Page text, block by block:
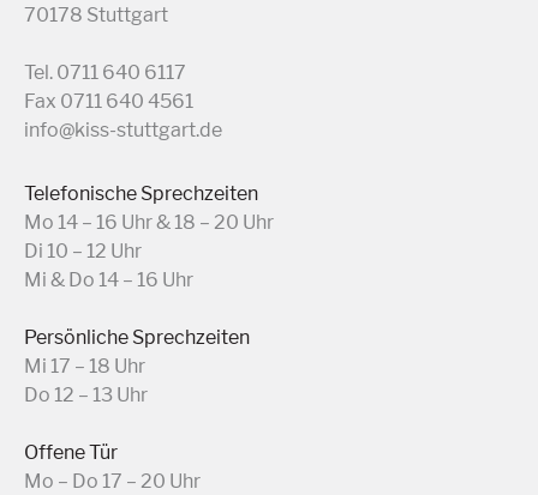
70178 Stuttgart
Tel. 0711 640 6117
Fax 0711 640 4561
info@kiss-stuttgart.de
Telefonische Sprechzeiten
Mo 14 – 16 Uhr & 18 – 20 Uhr
Di 10 – 12 Uhr
Mi & Do 14 – 16 Uhr
Persönliche Sprechzeiten
Mi 17 – 18 Uhr
Do 12 – 13 Uhr
Offene Tür
Mo – Do 17 – 20 Uhr